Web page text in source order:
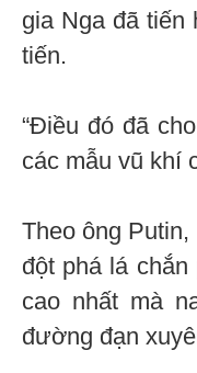
gia Nga đã tiến
tiến.
“Điều đó đã
các mẫu vũ khí
Theo ông
đột phá lá
cao nhất mà
đường đạn